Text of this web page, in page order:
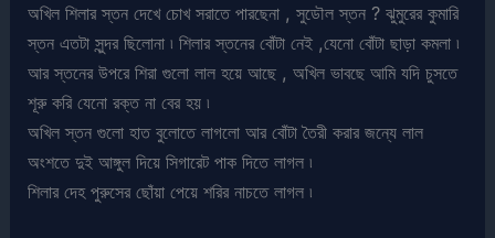
অখিল শিলার স্তন দেখে চোখ সরাতে পারছেনা , সুডৌল স্তন ? ঝুমুরের কুমারি
স্তন এতটা সুন্দর ছিলোনা ৷ শিলার স্তনের বোঁটা নেই ,যেনো বোঁটা ছাড়া কমলা ৷
আর স্তনের উপরে শিরা গুলো লাল হয়ে আছে , অখিল ভাবছে আমি যদি চুসতে
শূরু করি যেনো রক্ত না বের হয় ৷
অখিল স্তন গুলো হাত বুলোতে লাগলো আর বোঁটা তৈরী করার জন্যে লাল
অংশতে দুই আঙ্গুল দিয়ে সিগারেট পাক দিতে লাগল ৷
শিলার দেহ পুরুসের ছোঁয়া পেয়ে শরির নাচতে লাগল ৷